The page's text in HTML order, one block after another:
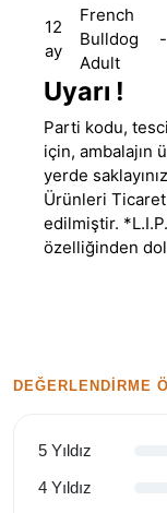
12
ay
French
Bulldog
Adult
-
Uyarı !
Parti kodu,
için, ambalajın
yerde
Ürünleri
edilmiştir.
özelliğinden
DEĞERLENDIRME
5 Yıldız
4 Yıldız